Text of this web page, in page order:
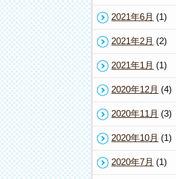
2021年6月 (1)
2021年2月 (2)
2021年1月 (1)
2020年12月 (4)
2020年11月 (3)
2020年10月 (1)
2020年7月 (1)